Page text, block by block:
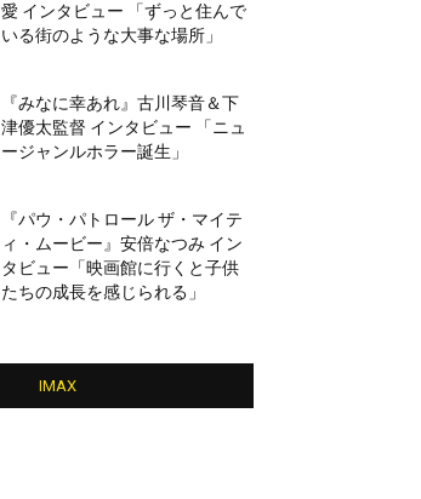
愛 インタビュー 「ずっと住んで
いる街のような大事な場所」
『みなに幸あれ』古川琴音＆下
津優太監督 インタビュー 「ニュ
ージャンルホラー誕生」
『パウ・パトロール ザ・マイテ
ィ・ムービー』安倍なつみ イン
タビュー「映画館に行くと子供
たちの成長を感じられる」
IMAX